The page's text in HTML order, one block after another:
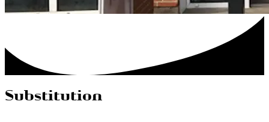
Substitution